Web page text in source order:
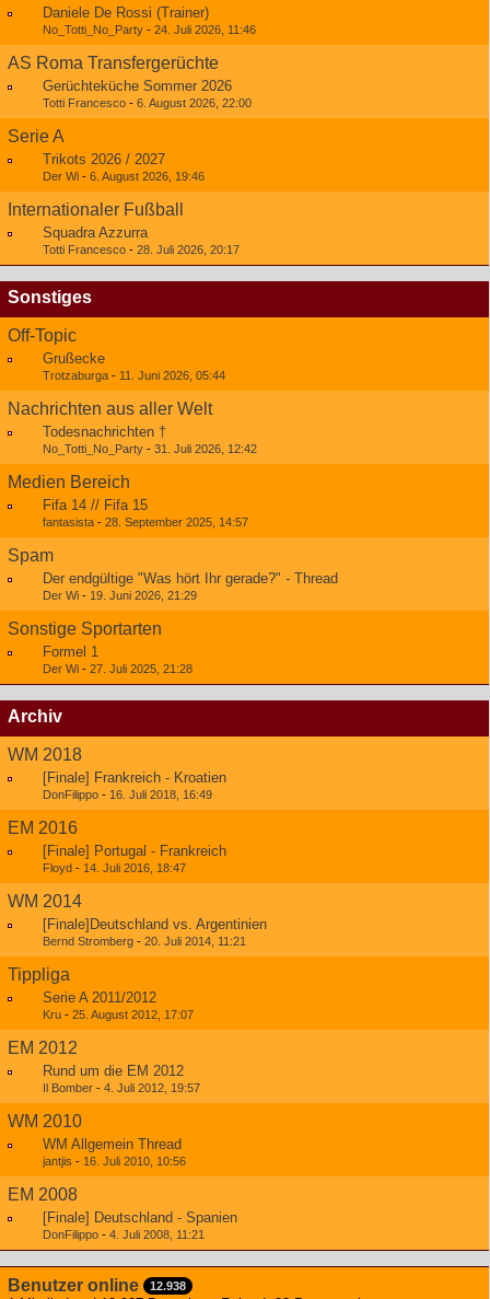
Daniele De Rossi (Trainer)
No_Totti_No_Party - 24. Juli 2026, 11:46
AS Roma Transfergerüchte
Gerüchteküche Sommer 2026
Totti Francesco - 6. August 2026, 22:00
Serie A
Trikots 2026 / 2027
Der Wi - 6. August 2026, 19:46
Internationaler Fußball
Squadra Azzurra
Totti Francesco - 28. Juli 2026, 20:17
Sonstiges
Off-Topic
Grußecke
Trotzaburga - 11. Juni 2026, 05:44
Nachrichten aus aller Welt
Todesnachrichten †
No_Totti_No_Party - 31. Juli 2026, 12:42
Medien Bereich
Fifa 14 // Fifa 15
fantasista - 28. September 2025, 14:57
Spam
Der endgültige "Was hört Ihr gerade?" - Thread
Der Wi - 19. Juni 2026, 21:29
Sonstige Sportarten
Formel 1
Der Wi - 27. Juli 2025, 21:28
Archiv
WM 2018
[Finale] Frankreich - Kroatien
DonFilippo - 16. Juli 2018, 16:49
EM 2016
[Finale] Portugal - Frankreich
Floyd - 14. Juli 2016, 18:47
WM 2014
[Finale]Deutschland vs. Argentinien
Bernd Stromberg - 20. Juli 2014, 11:21
Tippliga
Serie A 2011/2012
Kru - 25. August 2012, 17:07
EM 2012
Rund um die EM 2012
Il Bomber - 4. Juli 2012, 19:57
WM 2010
WM Allgemein Thread
jantjis - 16. Juli 2010, 10:56
EM 2008
[Finale] Deutschland - Spanien
DonFilippo - 4. Juli 2008, 11:21
Benutzer online 12.938